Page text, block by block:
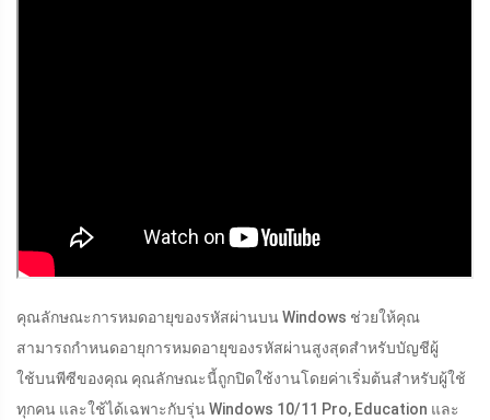
คุณลักษณะการหมดอายุของรหัสผ่านบน Windows ช่วยให้คุณ
สามารถกำหนดอายุการหมดอายุของรหัสผ่านสูงสุดสำหรับบัญชีผู้
ใช้บนพีซีของคุณ คุณลักษณะนี้ถูกปิดใช้งานโดยค่าเริ่มต้นสำหรับผู้ใช้
ทุกคน และใช้ได้เฉพาะกับรุ่น Windows 10/11 Pro, Education และ